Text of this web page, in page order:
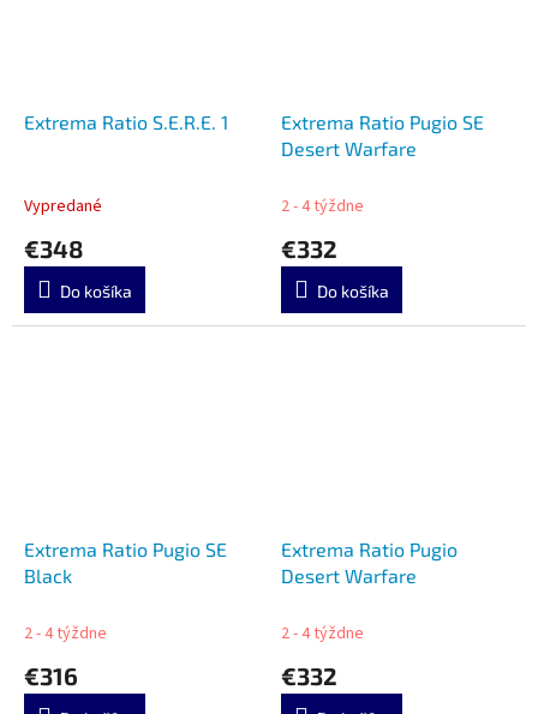
Extrema Ratio S.E.R.E. 1
Vypredané
€348
Do košíka
Extrema Ratio Pugio SE
Desert Warfare
2 - 4 týždne
€332
Do košíka
Extrema Ratio Pugio SE
Black
2 - 4 týždne
€316
Extrema Ratio Pugio
Desert Warfare
2 - 4 týždne
€332